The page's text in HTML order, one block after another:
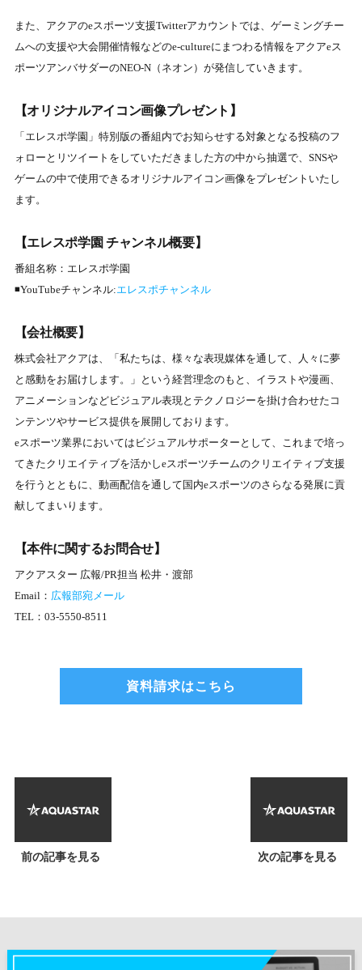
また、アクアのeスポーツ⽀援Twitterアカウントでは、ゲーミングチー
ムへの⽀援や⼤会開催情報などのe-cultureにまつわる情報をアクアeス
ポーツアンバサダーのNEO-N（ネオン）が発信していきます。
【オリジナルアイコン画像プレゼント】
「エレスポ学園」特別版の番組内でお知らせする対象となる投稿のフ
ォローとリツイートをしていただきました⽅の中から抽選で、SNSや
ゲームの中で使⽤できるオリジナルアイコン画像をプレゼントいたし
ます。
【エレスポ学園 チャンネル概要】
番組名称：エレスポ学園
◾YouTubeチャンネル:エレスポチャンネル
【会社概要】
株式会社アクアは、「私たちは、様々な表現媒体を通して、⼈々に夢
と感動をお届けします。」という経営理念のもと、イラストや漫画、
アニメーションなどビジュアル表現とテクノロジーを掛け合わせたコ
ンテンツやサービス提供を展開しております。
eスポーツ業界においてはビジュアルサポーターとして、これまで培っ
てきたクリエイティブを活かしeスポーツチームのクリエイティブ⽀援
を⾏うとともに、動画配信を通して国内eスポーツのさらなる発展に貢
献してまいります。
【本件に関するお問合せ】
アクアスター 広報/PR担当 松井・渡部
Email： 広報部宛メール
TEL：03-5550-8511
資料請求はこちら
前の記事を見る 次の記事を見る